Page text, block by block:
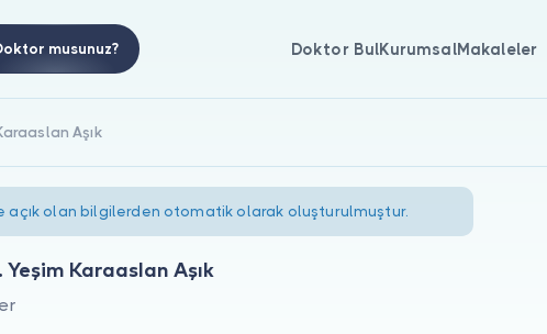
musunuz? Doktor BulKurumsalMakaleler
Aşık
açık olan bilgilerden otomatik olarak oluşturulmuştur.
Yeşim Karaaslan Aşık